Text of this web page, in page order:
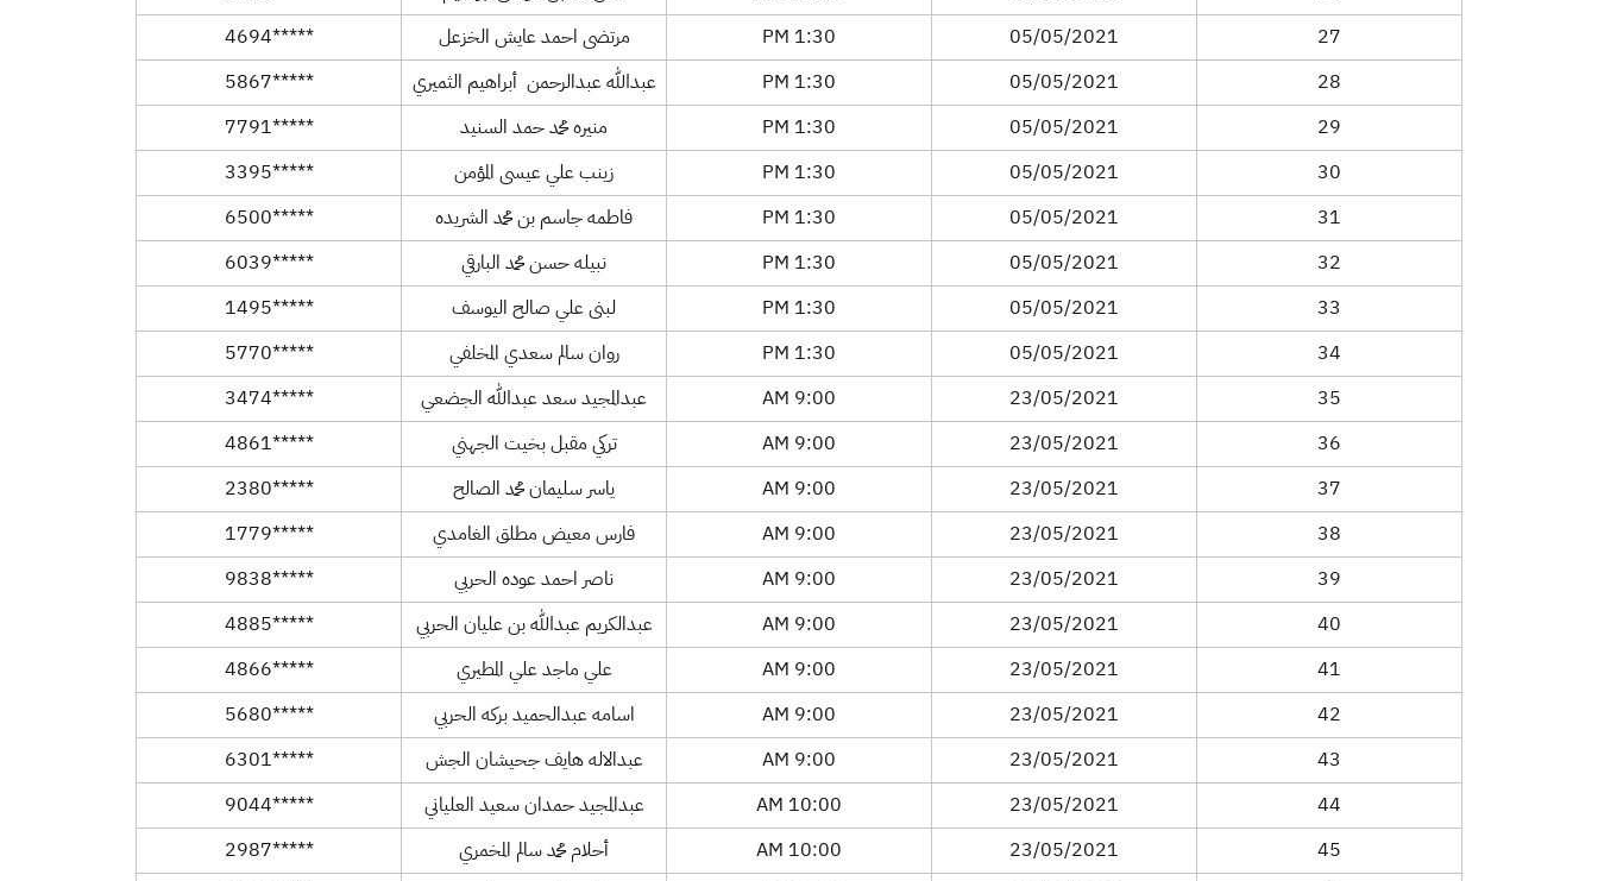
27
05/05/2021
1:30 PM مرتضى احمد عايش الخزعل
*****4694
28
05/05/2021
1:30 PM عبدالله عبدالرحمن أبراهيم الثميري
*****5867
29
05/05/2021
1:30 PM منيره محمد حمد السنيد
*****7791
30
05/05/2021
1:30 PM زينب علي عيسى المؤمن
*****3395
31
05/05/2021
1:30 PM فاطمه جاسم بن محمد الشريده
*****6500
32
05/05/2021
1:30 PM نبيله حسن محمد البارقي
*****6039
33
05/05/2021
1:30 PM لبنى علي صالح اليوسف
*****1495
34
05/05/2021
1:30 PM روان سالم سعدي المخلفي
*****5770
35
23/05/2021
9:00 AM عبدالمجيد سعد عبدالله الجضعي
*****3474
36
23/05/2021
9:00 AM تركي مقبل بخيت الجهني
*****4861
37
23/05/2021
9:00 AM ياسر سليمان محمد الصالح
*****2380
38
23/05/2021
9:00 AM فارس معيض مطلق الغامدي
*****1779
39
23/05/2021
9:00 AM ناصر احمد عوده الحربي
*****9838
40
23/05/2021
9:00 AM عبدالكريم عبدالله بن عليان الحربي
*****4885
41
23/05/2021
9:00 AM علي ماجد علي المطيري
*****4866
42
23/05/2021
9:00 AM اسامه عبدالحميد بركه الحربي
*****5680
43
23/05/2021
9:00 AM عبدالاله هايف جحيشان الجش
*****6301
44
23/05/2021
10:00 AM عبدالمجيد حمدان سعيد العلياني
*****9044
45
23/05/2021
10:00 AM أحلام محمد سالم المخمري
*****2987